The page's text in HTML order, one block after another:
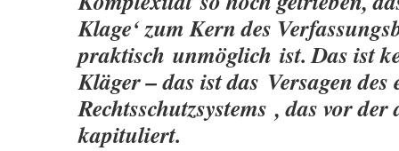
Klage‘ zum Kern des
praktisch unmöglich ist. Das ist
Kläger – das ist das Versagen
Rechtsschutzsystems , das vor der
kapituliert.